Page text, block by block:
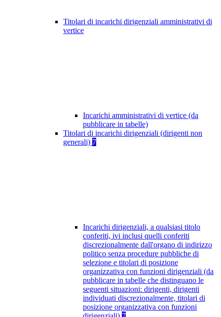
Titolari di incarichi dirigenziali amministrativi di
vertice
Incarichi amministrativi di vertice (da
pubblicare in tabelle)
Titolari di incarichi dirigenziali (dirigenti non
generali) 7
Incarichi dirigenziali, a qualsiasi titolo
conferiti, ivi inclusi quelli conferiti
discrezionalmente dall'organo di indirizzo
politico senza procedure pubbliche di
selezione e titolari di posizione
organizzativa con funzioni dirigenziali (da
pubblicare in tabelle che distinguano le
seguenti situazioni: dirigenti, dirigenti
individuati discrezionalmente, titolari di
posizione organizzativa con funzioni